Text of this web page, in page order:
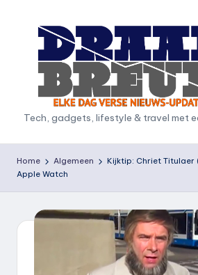
D
r
a
a
Tech, gadgets, lifestyle & travel met
Home Algemeen
Kijktip: Chriet Titulaer
Apple Watch